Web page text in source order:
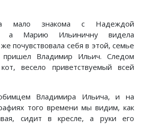
мало знакома с Надеждой
а Марию Ильиничну видела
почувствовала себя в этой, семье
Владимир Ильич. Следом
весело приветствуемый всей
Владимира Ильича, и на
того времени мы видим, как
сидит в кресле, а руки его